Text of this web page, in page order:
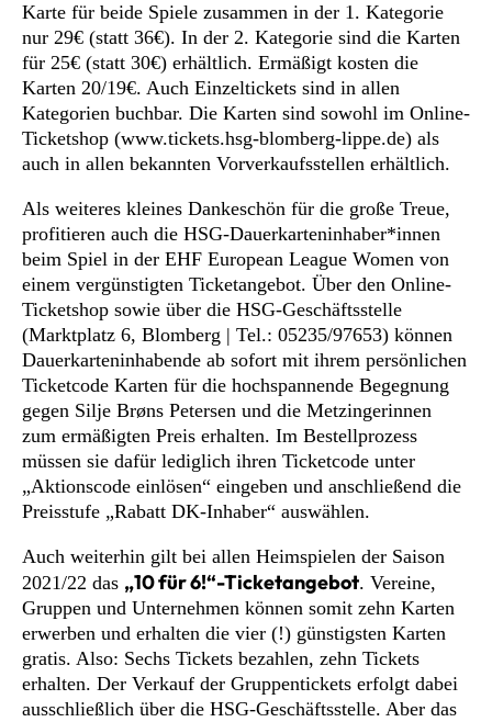
Karte für beide Spiele zusammen in der 1. Kategorie
nur 29€ (statt 36€). In der 2. Kategorie sind die Karten
für 25€ (statt 30€) erhältlich. Ermäßigt kosten die
Karten 20/19€. Auch Einzeltickets sind in allen
Kategorien buchbar. Die Karten sind sowohl im Online-
Ticketshop (www.tickets.hsg-blomberg-lippe.de) als
auch in allen bekannten Vorverkaufsstellen erhältlich.
Als weiteres kleines Dankeschön für die große Treue,
profitieren auch die HSG-Dauerkarteninhaber*innen
beim Spiel in der EHF European League Women von
einem vergünstigten Ticketangebot. Über den Online-
Ticketshop sowie über die HSG-Geschäftsstelle
(Marktplatz 6, Blomberg | Tel.: 05235/97653) können
Dauerkarteninhabende ab sofort mit ihrem persönlichen
Ticketcode Karten für die hochspannende Begegnung
gegen Silje Brøns Petersen und die Metzingerinnen
zum ermäßigten Preis erhalten. Im Bestellprozess
müssen sie dafür lediglich ihren Ticketcode unter
„Aktionscode einlösen“ eingeben und anschließend die
Preisstufe „Rabatt DK-Inhaber“ auswählen.
Auch weiterhin gilt bei allen Heimspielen der Saison
2021/22 das „10 für 6!“-Ticketangebot. Vereine,
Gruppen und Unternehmen können somit zehn Karten
erwerben und erhalten die vier (!) günstigsten Karten
gratis. Also: Sechs Tickets bezahlen, zehn Tickets
erhalten. Der Verkauf der Gruppentickets erfolgt dabei
ausschließlich über die HSG-Geschäftsstelle. Aber das